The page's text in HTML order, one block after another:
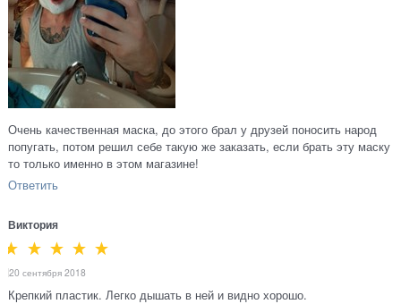
Очень качественная маска, до этого брал у друзей поносить народ
попугать, потом решил себе такую же заказать, если брать эту маску
то только именно в этом магазине!
Ответить
Виктория
20 сентября 2018
Крепкий пластик. Легко дышать в ней и видно хорошо.